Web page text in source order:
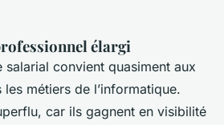
élargi
salarial convient quasiment aux
métiers de l’informatique.
car ils gagnent en visibilité